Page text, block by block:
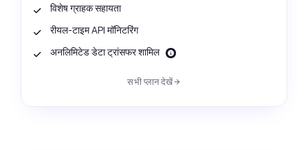
विशेष ग्राहक सहायता
रीयल-टाइम API मॉनिटरिंग
अनलिमिटेड डेटा ट्रांसफर शामिल
सभी प्लान देखें